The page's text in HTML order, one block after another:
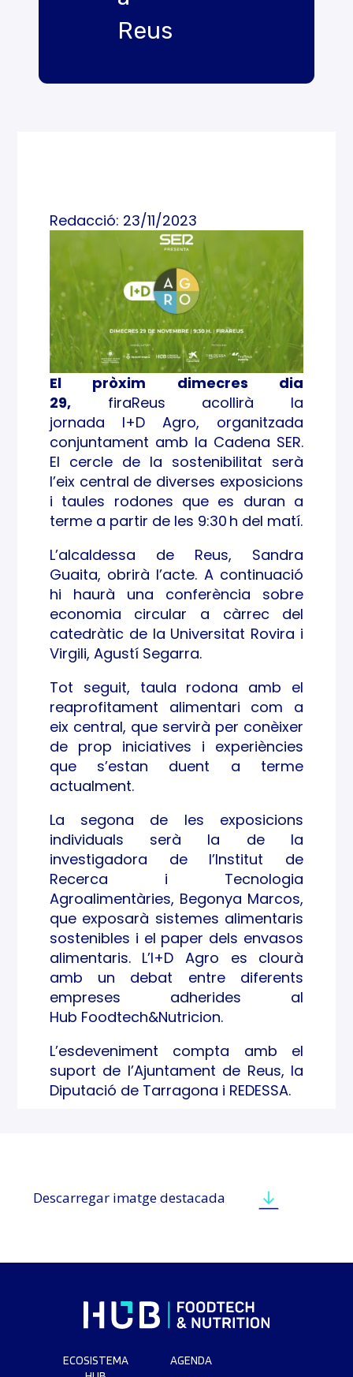
Reus
Redacció: 23/11/2023
El pròxim dimecres dia
29,firaReus acollirà la
jornada I+D Agro, organitzada
conjuntament amb la Cadena SER.
El cercle de la sostenibilitat serà
l’eix central de diverses exposicions
i taules rodones que es duran a
terme a partir de les 9:30 h del matí.
L’alcaldessa de Reus, Sandra
Guaita, obrirà l’acte. A continuació
hi haurà una conferència sobre
economia circular a càrrec del
catedràtic de la Universitat Rovira i
Virgili, Agustí Segarra.
Tot seguit, taula rodona amb el
reaprofitament alimentari com a
eix central, que servirà per conèixer
de prop iniciatives i experiències
que s’estan duent a terme
actualment.
La segona de les exposicions
individuals serà la de la
investigadora de l’Institut de
Recerca i Tecnologia
Agroalimentàries, Begonya Marcos,
que exposarà sistemes alimentaris
sostenibles i el paper dels envasos
alimentaris. L’I+D Agro es clourà
amb un debat entre diferents
empreses adherides al
Hub Foodtech&Nutricion.
L’esdeveniment compta amb el
suport de l’Ajuntament de Reus, la
Diputació de Tarragona i REDESSA.
Descarregar imatge destacada
ECOSISTEMA
AGENDA